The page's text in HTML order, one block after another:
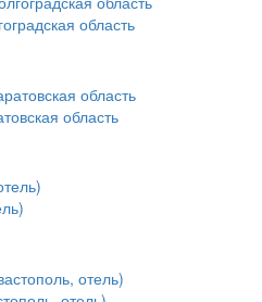
область
область